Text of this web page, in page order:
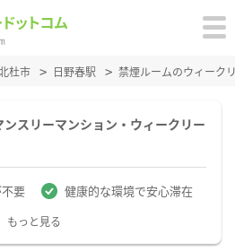
杜市 日野春駅 禁煙ルームのウィーク
スリーマンション・ウィークリー
要 健康的な環境で安心滞在
もっと見る